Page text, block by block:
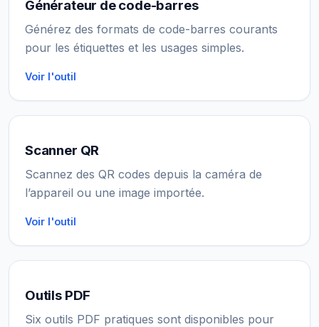
Générateur de code-barres
Générez des formats de code-barres courants
pour les étiquettes et les usages simples.
Voir l'outil
Scanner QR
Scannez des QR codes depuis la caméra de
l’appareil ou une image importée.
Voir l'outil
Outils PDF
Six outils PDF pratiques sont disponibles pour